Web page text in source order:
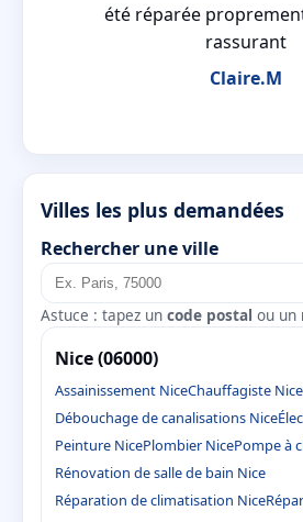
été réparée
rassurant
Claire.M
Villes les plus demandées
Rechercher une ville
Astuce : tapez un code postal ou un
Nice (06000)
Assainissement NiceChauffagiste Nice
Débouchage de canalisations Nice
Peinture NicePlombier NicePompe à
Rénovation de salle de bain Nice
Réparation de climatisation Nice